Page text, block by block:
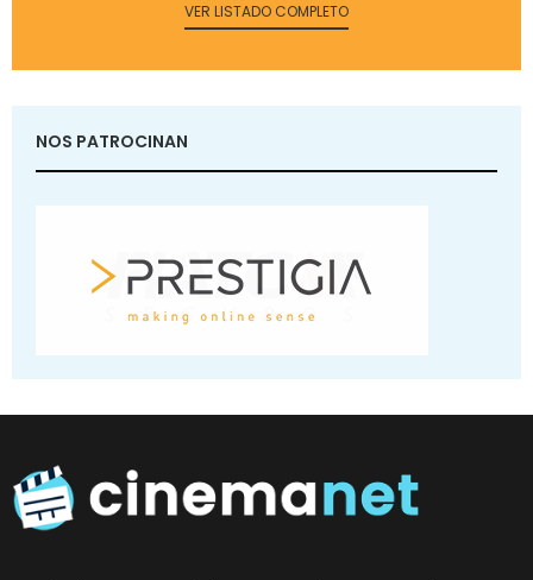
VER LISTADO COMPLETO
NOS PATROCINAN